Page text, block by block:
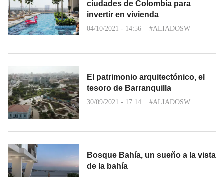
ciudades de Colombia para
invertir en vivienda
04/10/2021 - 14:56 #ALIADOSW
El patrimonio arquitectónico, el
tesoro de Barranquilla
30/09/2021 - 17:14 #ALIADOSW
Bosque Bahía, un sueño a la vista
de la bahía